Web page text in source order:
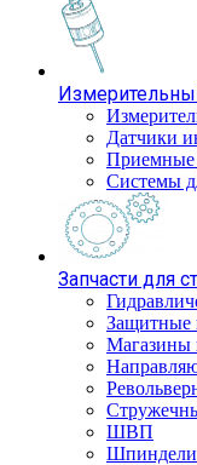
Датчики
Приемные
Системы
Запчасти для
Защитные
Магазины
ШВП
Шпиндели